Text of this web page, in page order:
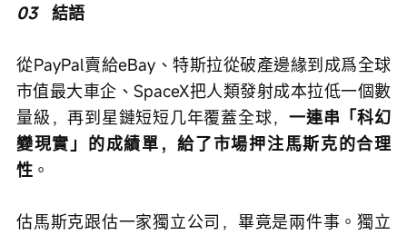
03 結語
從PayPal賣給eBay、特斯拉從破產邊緣到成爲全球
市值最大車企、SpaceX把人類發射成本拉低一個數
量級，再到星鏈短短几年覆蓋全球，一連串「科幻
變現實」的成績單，給了市場押注馬斯克的合理
性 。
估馬斯克跟估一家獨立公司，畢竟是兩件事。獨立